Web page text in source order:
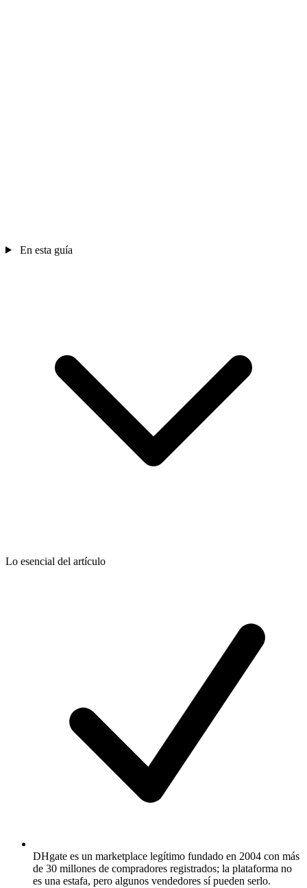
En esta guía
Lo esencial del artículo
DHgate es un marketplace legítimo fundado en 2004 con más
de 30 millones de compradores registrados; la plataforma no
es una estafa, pero algunos vendedores sí pueden serlo.